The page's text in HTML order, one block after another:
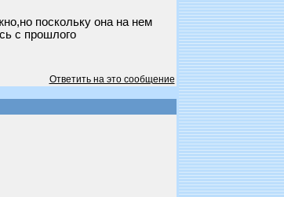
поскольку она на нем
с прошлого
Ответить на это сообщение